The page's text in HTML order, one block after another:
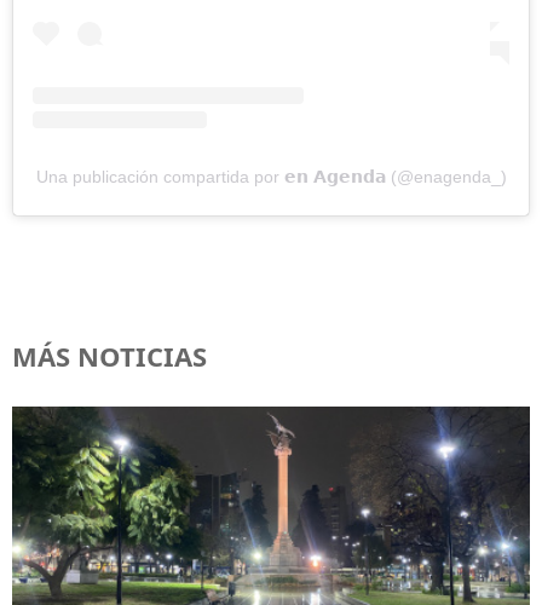
Una publicación compartida por 𝗲𝗻 𝗔𝗴𝗲𝗻𝗱𝗮 (@enagenda_)
MÁS NOTICIAS